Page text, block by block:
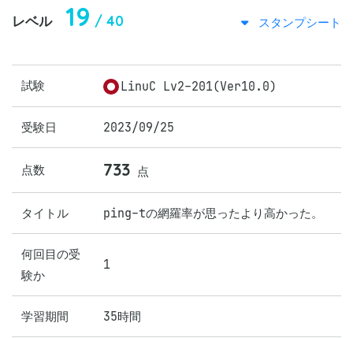
レベル 19 / 40 スタンプシート
試験 LinuC Lv2-201(Ver10.0)
受験日 2023/09/25
点数 733 点
タイトル ping-tの網羅率が思ったより高かった。
何回目の受
験か
1
学習期間 35時間